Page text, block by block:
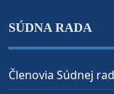
SÚDNA RADA
Členovia Súdnej